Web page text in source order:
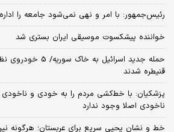
رئیس‌جمهور: با امر و نهی نمی‌شود جامعه را
خواننده پیشکسوت موسیقی ایران بستری شد
حمله جدید اسرائیل
قنیطره شدند
پزشکیان: با خط‌کشی مردم را به خودی و ناخودی
ناخودی اصلا وجود ندارد
خط و نشان یحیی سریع برای عربستان؛ هرگونه